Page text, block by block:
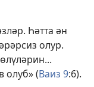
Һәтта ән
олур.
олуб» (Ваиз 9:6).